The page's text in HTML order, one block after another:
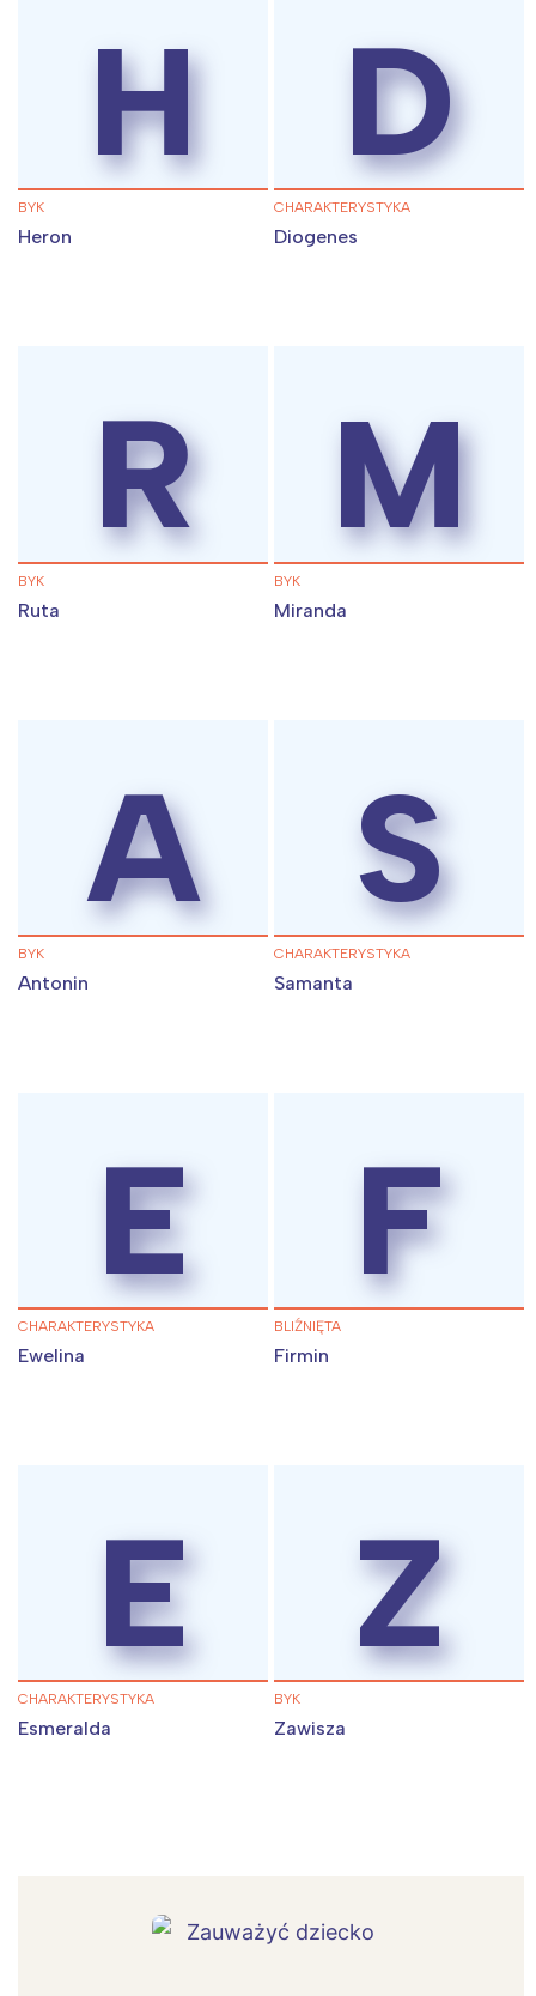
H
BYK
Heron
D
CHARAKTERYSTYKA
Diogenes
R
BYK
Ruta
M
BYK
Miranda
A
BYK
Antonin
S
CHARAKTERYSTYKA
Samanta
E
CHARAKTERYSTYKA
Ewelina
F
BLIŹNIĘTA
Firmin
E
CHARAKTERYSTYKA
Esmeralda
Z
BYK
Zawisza
Warszawa
Trójmiasto
Poznań
Kraków
Południe
Północ
Wszystkie